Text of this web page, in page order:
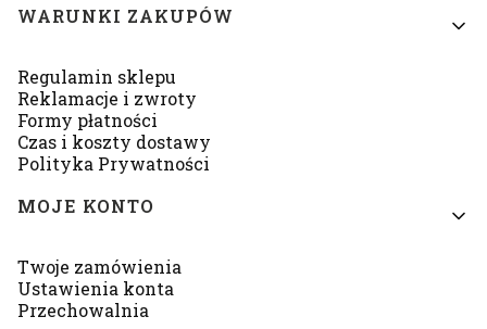
Linki w stopce
WARUNKI ZAKUPÓW
Regulamin sklepu
Reklamacje i zwroty
Formy płatności
Czas i koszty dostawy
Polityka Prywatności
MOJE KONTO
Twoje zamówienia
Ustawienia konta
Przechowalnia